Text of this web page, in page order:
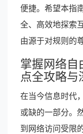
便捷。希望本指
全、高效地探索
由源于对规则的
掌握网络自
点全攻略与
在当今信息时代
或缺的一部分。
到网络访问受限